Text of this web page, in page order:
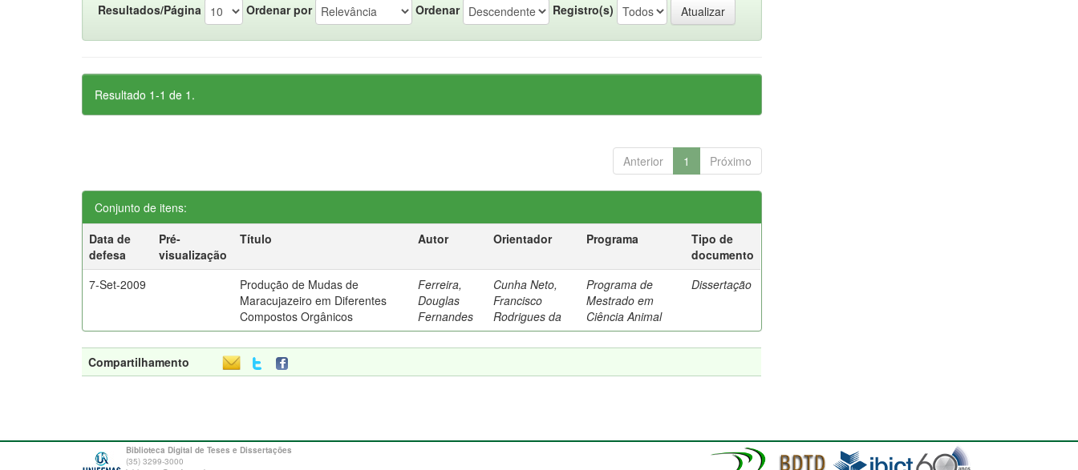
Resultados/Página Ordenar por Ordenar Registro(s)
Resultado 1-1 de 1.
Anterior 1 Próximo
Conjunto de itens:
Data de
defesa
Pré-
visualização
Título Autor Orientador Programa
Tipo de
documento
7-Set-2009
Produção de Mudas de
Maracujazeiro em Diferentes
Compostos Orgânicos
Ferreira,
Douglas
Fernandes
Cunha Neto,
Francisco
Rodrigues da
Programa de
Mestrado em
Ciência Animal
Dissertação
Compartilhamento
Biblioteca Digital de Teses e Dissertações
(35) 3299-3000